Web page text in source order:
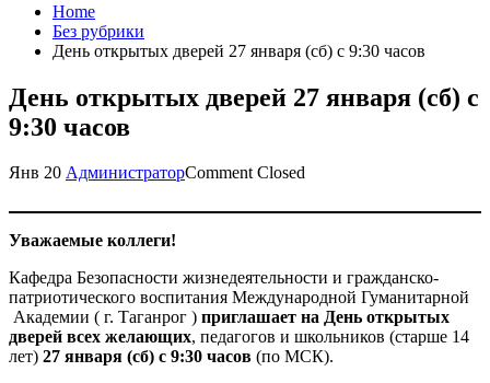
Home
Без рубрики
День открытых дверей 27 января (сб) с 9:30 часов
День открытых дверей 27 января (сб) с
9:30 часов
Янв 20 АдминистраторComment Closed
Уважаемые коллеги!
Кафедра Безопасности жизнедеятельности и гражданско-
патриотического воспитания Международной Гуманитарной
Академии ( г. Таганрог ) приглашает на День открытых
дверей всех желающих, педагогов и школьников (старше 14
лет) 27 января (сб) с 9:30 часов (по МСК).